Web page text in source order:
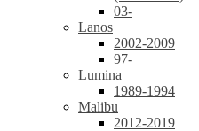
03-
Lanos
2002-2009
97-
Lumina
1989-1994
Malibu
2012-2019